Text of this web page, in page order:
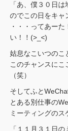
「あ、僕３０日
のでこの日をキャ
・・・ってあー
い！！(>_<)
姑息なこいつのこ
このチャンスにこ
（笑）
そしてふと
とある別仕事の
ミーティングのス
「１１月３１日